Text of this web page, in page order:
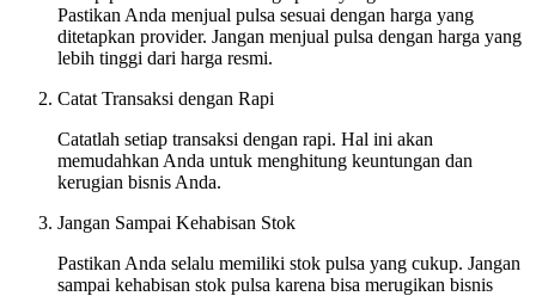
Pastikan Anda menjual pulsa sesuai dengan harga yang
ditetapkan provider. Jangan menjual pulsa dengan harga yang
lebih tinggi dari harga resmi.
Catat Transaksi dengan Rapi
Catatlah setiap transaksi dengan rapi. Hal ini akan
memudahkan Anda untuk menghitung keuntungan dan
kerugian bisnis Anda.
Jangan Sampai Kehabisan Stok
Pastikan Anda selalu memiliki stok pulsa yang cukup. Jangan
sampai kehabisan stok pulsa karena bisa merugikan bisnis